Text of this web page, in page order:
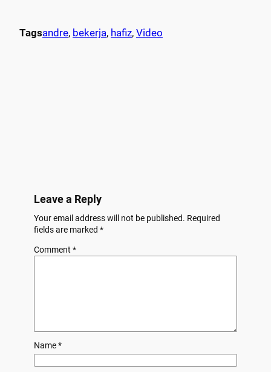
Tagsandre, bekerja, hafiz, Video
Leave a Reply
Your email address will not be published. Required
fields are marked *
Comment *
Name*